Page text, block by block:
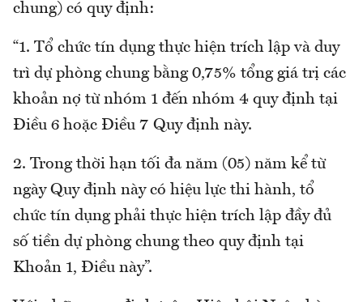
chung) có quy định:
“1. Tổ chức tín dụng thực hiện trích lập và duy
trì dự phòng chung bằng 0,75% tổng giá trị các
khoản nợ từ nhóm 1 đến nhóm 4 quy định tại
Điều 6 hoặc Điều 7 Quy định này.
2. Trong thời hạn tối đa năm (05) năm kể từ
ngày Quy định này có hiệu lực thi hành, tổ
chức tín dụng phải thực hiện trích lập đầy đủ
số tiền dự phòng chung theo quy định tại
Khoản 1, Điều này”.